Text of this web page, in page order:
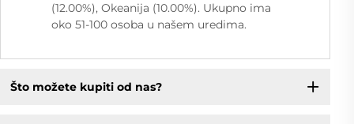
(12.00%), Okeanija (10.00%). Ukupno ima
oko 51-100 osoba u našem uredima.
Što možete kupiti od nas?